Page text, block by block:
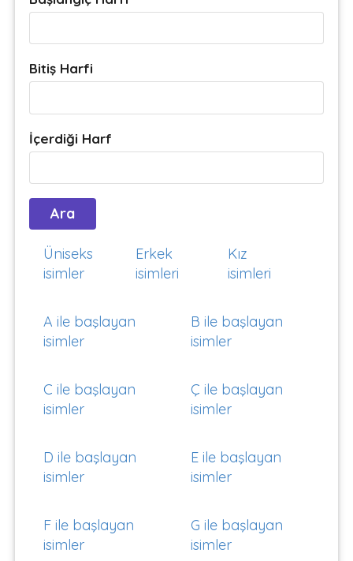
Bitiş Harfi
İçerdiği Harf
Üniseks
isimler
Erkek
isimleri
Kız
isimleri
A ile başlayan
isimler
B ile başlayan
isimler
C ile başlayan
isimler
Ç ile başlayan
isimler
D ile başlayan
isimler
E ile başlayan
isimler
F ile başlayan
isimler
G ile başlayan
isimler